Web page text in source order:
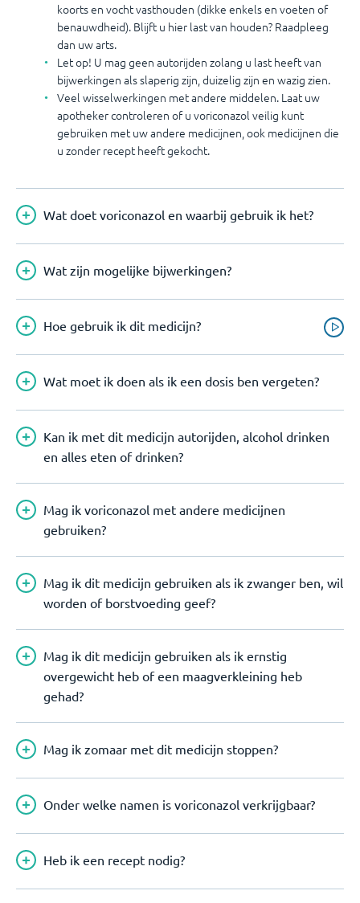
koorts en vocht vasthouden (dikke enkels en voeten of
benauwdheid). Blijft u hier last van houden? Raadpleeg
dan uw arts.
Let op! U mag geen autorijden zolang u last heeft van
bijwerkingen als slaperig zijn, duizelig zijn en wazig zien.
Veel wisselwerkingen met andere middelen. Laat uw
apotheker controleren of u voriconazol veilig kunt
gebruiken met uw andere medicijnen, ook medicijnen die
u zonder recept heeft gekocht.
Wat doet voriconazol en waarbij gebruik ik het?
Wat zijn mogelijke bijwerkingen?
Hoe gebruik ik dit medicijn?
Wat moet ik doen als ik een dosis ben vergeten?
Kan ik met dit medicijn autorijden, alcohol drinken
en alles eten of drinken?
Mag ik voriconazol met andere medicijnen
gebruiken?
Mag ik dit medicijn gebruiken als ik zwanger ben, wil
worden of borstvoeding geef?
Mag ik dit medicijn gebruiken als ik ernstig
overgewicht heb of een maagverkleining heb
gehad?
Mag ik zomaar met dit medicijn stoppen?
Onder welke namen is voriconazol verkrijgbaar?
Heb ik een recept nodig?